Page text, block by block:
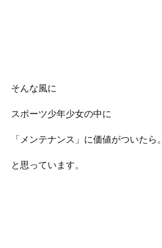
そんな風に
スポーツ少年少女の中に
「メンテナンス」に価値がついたら。
と思っています。